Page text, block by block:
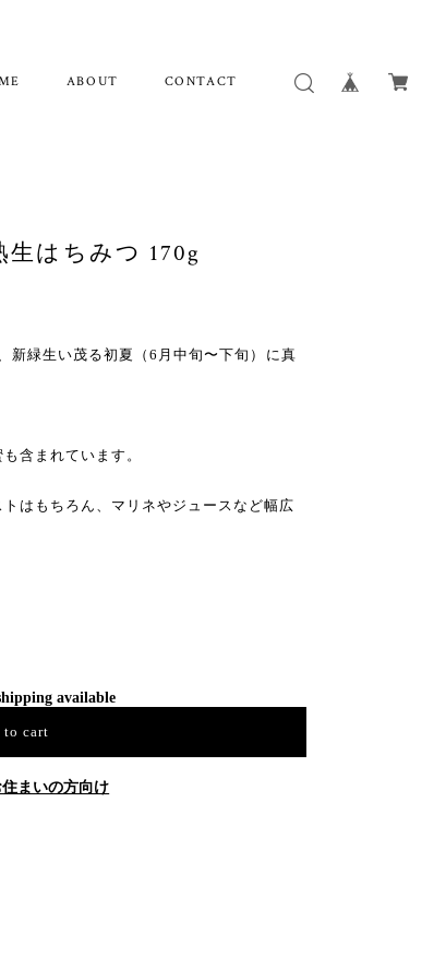
ABOUT CONTACT
はちみつ 170g
新緑生い茂る初夏（6月中旬〜下旬）に真
含まれています。
はもちろん、マリネやジュースなど幅広
available
to cart
まいの方向け